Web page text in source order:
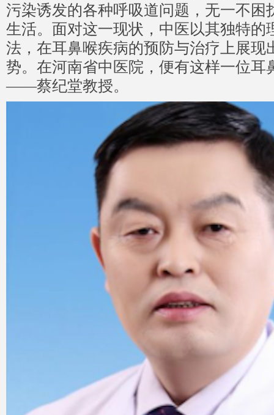
污染诱发的各种呼吸道问题，无一不困
生活。面对这一现状，中医以其独特的
法，在耳鼻喉疾病的预防与治疗上展现
势。在河南省中医院，便有这样一位耳
——蔡纪堂教授。